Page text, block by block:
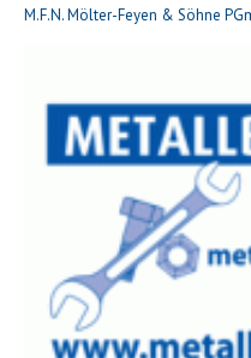
M.F.N. Mölter-Feyen & Söhne